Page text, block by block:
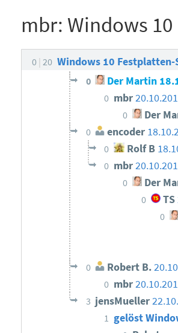
mbr: Windows
0 20 Windows 10
0 Der Martin
0 mbr
0 Der
0 encoder
0 Rolf B
0 mbr
0 Der
0 TS
0
0 Robert B.
0 mbr
3 jensMueller
1 gelöst